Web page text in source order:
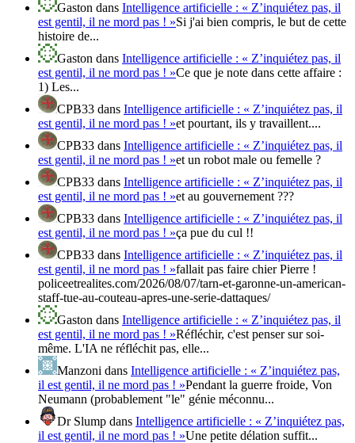
Gaston dans Intelligence artificielle : « Z’inquiétez pas, il
est gentil, il ne mord pas ! »Si j'ai bien compris, le but de cette
histoire de...
Gaston dans Intelligence artificielle : « Z’inquiétez pas, il
est gentil, il ne mord pas ! »Ce que je note dans cette affaire :
1) Les...
CPB33 dans Intelligence artificielle : « Z’inquiétez pas, il
est gentil, il ne mord pas ! »et pourtant, ils y travaillent....
CPB33 dans Intelligence artificielle : « Z’inquiétez pas, il
est gentil, il ne mord pas ! »et un robot male ou femelle ?
CPB33 dans Intelligence artificielle : « Z’inquiétez pas, il
est gentil, il ne mord pas ! »et au gouvernement ???
CPB33 dans Intelligence artificielle : « Z’inquiétez pas, il
est gentil, il ne mord pas ! »ça pue du cul !!
CPB33 dans Intelligence artificielle : « Z’inquiétez pas, il
est gentil, il ne mord pas ! »fallait pas faire chier Pierre !
policeetrealites.com/2026/08/07/tarn-et-garonne-un-american-
staff-tue-au-couteau-apres-une-serie-dattaques/
Gaston dans Intelligence artificielle : « Z’inquiétez pas, il
est gentil, il ne mord pas ! »Réfléchir, c'est penser sur soi-
même. L'IA ne réfléchit pas, elle...
Manzoni dans Intelligence artificielle : « Z’inquiétez pas,
il est gentil, il ne mord pas ! »Pendant la guerre froide, Von
Neumann (probablement "le" génie méconnu...
Dr Slump dans Intelligence artificielle : « Z’inquiétez pas,
il est gentil, il ne mord pas ! »Une petite délation suffit...